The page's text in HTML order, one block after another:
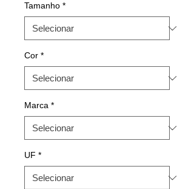
Tamanho *
Cor *
Marca *
UF *